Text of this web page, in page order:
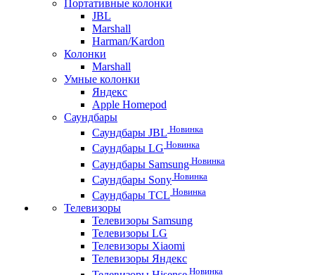
Портативные колонки
JBL
Marshall
Harman/Kardon
Колонки
Marshall
Умные колонки
Яндекс
Apple Homepod
Саундбары
Саундбары JBL Новинка
Саундбары LG Новинка
Саундбары Samsung Новинка
Саундбары Sony Новинка
Саундбары TCL Новинка
Телевизоры
Телевизоры Samsung
Телевизоры LG
Телевизоры Xiaomi
Телевизоры Яндекс
Новинка